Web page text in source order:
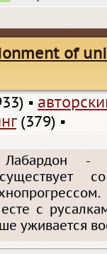
of
▪
(379) ▪
Лабардон -
с
уживается